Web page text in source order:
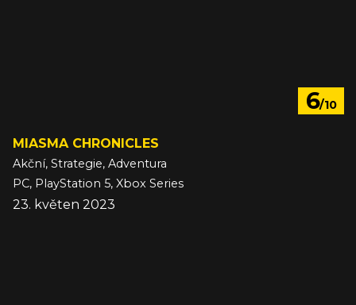
6/10
MIASMA CHRONICLES
Akční, Strategie, Adventura
PC, PlayStation 5, Xbox Series
23. květen 2023